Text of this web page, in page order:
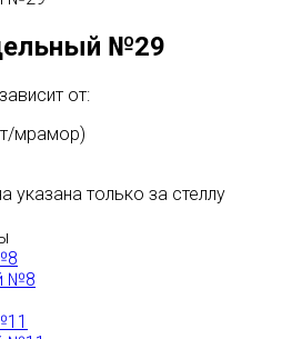
№29
от:
мрамор)
указана только за стеллу